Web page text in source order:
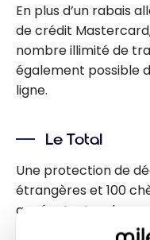
En plus d’un rabais
de crédit
nombre illimité de
également possible
ligne.
Le Total
Une protection de
étrangères et 100
année ; toutes des
Total de la Banque